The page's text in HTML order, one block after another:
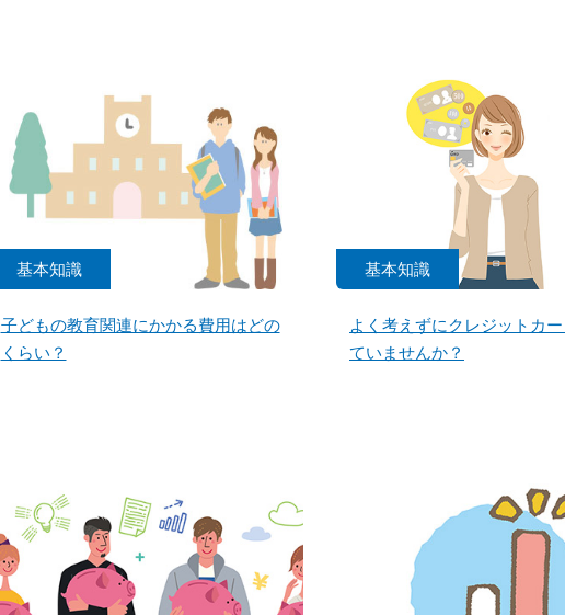
基本知識
子どもの教育関連にかかる費用はどの
くらい？
基本知識
よく考えずにクレジットカ
ていませんか？